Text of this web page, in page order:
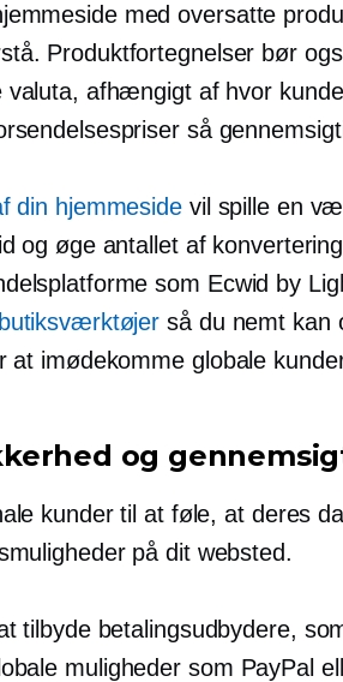
med oversatte
Produktfortegnelser bør
valuta, afhængigt af hvor
så
din hjemmeside vil spille en
og øge antallet af
som Ecwid by
så du nemt kan
at imødekomme globale
og
kunder til at føle, at deres
på dit websted.
tilbyde betalingsudbydere,
muligheder som PayPal